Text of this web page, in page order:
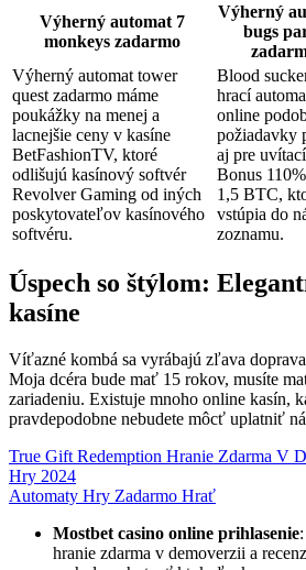
Výherný automat 7
monkeys zadarmo
Výherný
bugs
Výherný automat tower
quest zadarmo máme
poukážky na menej a
lacnejšie ceny v kasíne
BetFashionTV, ktoré
odlišujú kasínový softvér
Revolver Gaming od iných
poskytovateľov kasínového
softvéru.
Blood
hrací
online
požiadavky
aj pre uvítací
Bonus
1,5 BTC,
vstúpia do
zoznamu.
Úspech so štýlom:
kasíne
Víťazné kombá sa vyrábajú zľava
Moja dcéra bude mať 15 rokov, musíte
zariadeniu. Existuje mnoho online kasín,
pravdepodobne nebudete môcť uplatniť
True Gift Redemption Hranie Zdarma V
Hry 2024
Automaty Hry Zadarmo Hrať
Mostbet casino online prihlasenie
hranie zdarma v demoverzii a